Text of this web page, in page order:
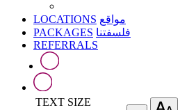
LOCATIONS مواقع
PACKAGES فلسفتنا
REFERRALS
TEXT SIZE